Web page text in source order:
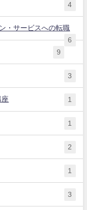
4
・サービスへの転職
6
9
3
座 1
1
2
1
3